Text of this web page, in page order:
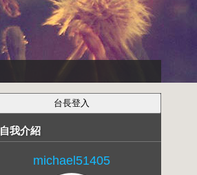
自我介紹
michael51405